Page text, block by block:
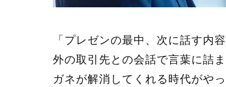
「プレゼンの最中、次に話す
外の取引先との会話で言葉に詰
ガネが解消してくれる時代がや